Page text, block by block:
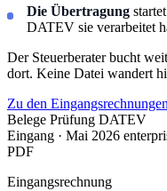
Die Übertragung
DATEV sie verarbeitet
Der Steuerberater bucht
dort. Keine Datei wandert
Zu den Eingangsrechnungen
Belege Prüfung DATEV
Eingang · Mai 2026
PDF
Eingangsrechnung